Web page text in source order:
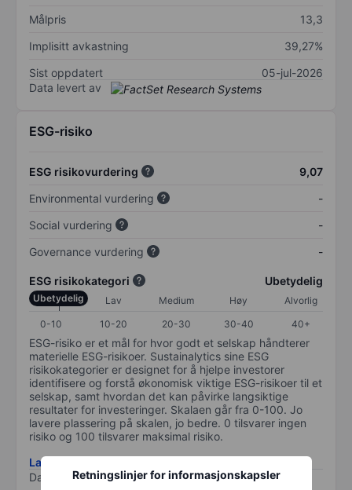
Retningslinjer for informasjonskapsler
Målpris
13,3
Implisitt avkastning
39,27%
Sist oppdatert
05-jul-2026
Data levert av
ESG-risiko
ESG risikovurdering
9,07
Environmental vurdering
-
Social vurdering
-
Governance vurdering
-
ESG risikokategori Ubetydelig
Ubetydelig Lav Medium Høy
Alvorlig
0-10
10-20 20-30 30-40 40+
ESG-risiko er et mål for hvor godt et selskap håndterer
materielle ESG-risikoer. Sustainalytics sine ESG
risikokategorier er designet for å hjelpe investorer
identifisere og forstå økonomisk viktige ESG-risikoer til et
selskap, samt hvordan det kan påvirke langsiktige
resultater for investeringer. Skalaen går fra 0-100. Jo
lavere plassering på skalen, jo bedre. 0 tilsvarer ingen
risiko og 100 tilsvarer maksimal risiko.
Last ned metodikk for ESG-risiko
Data levert av
/